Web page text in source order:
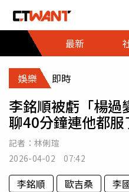
最新
娛樂 即時
李銘順被虧「楊
聊40分鐘連他都服
記者： 林俐瑄
2026-04-02 07:42
李銘順 歐吉桑 李